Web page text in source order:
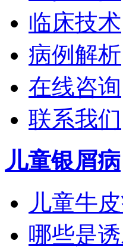
临床技术
病例解析
在线咨询
联系我们
儿童银屑病
儿童牛
哪些是